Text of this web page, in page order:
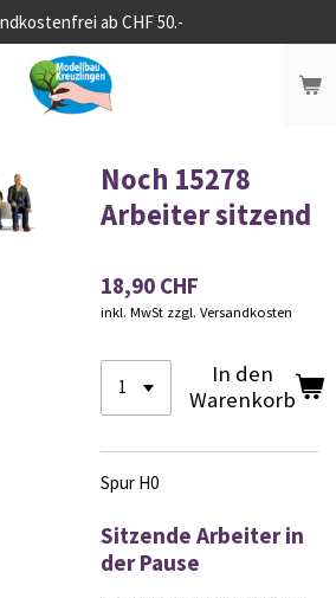
ab CHF 50.-
Noch 15278
Arbeiter sitzend
18,90 CHF
inkl. MwSt zzgl. Versandkosten
In den
Warenkorb
Spur H0
Sitzende Arbeiter in
der Pause